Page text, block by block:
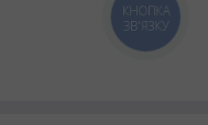
КНОПКА
ЗВ'ЯЗКУ